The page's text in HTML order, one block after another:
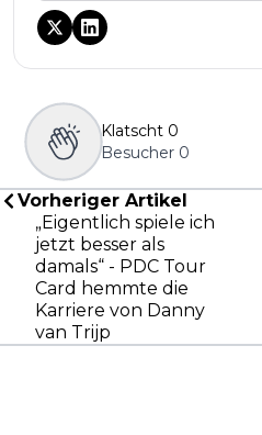
Klatscht 0
Besucher 0
Vorheriger Artikel
„Eigentlich spiele ich
jetzt besser als
damals“ - PDC Tour
Card hemmte die
Karriere von Danny
van Trijp